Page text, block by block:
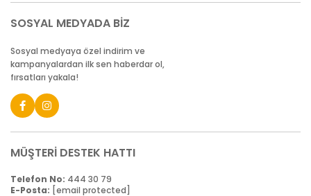
SOSYAL MEDYADA BİZ
Sosyal medyaya özel indirim ve
kampanyalardan ilk sen haberdar ol,
fırsatları yakala!
MÜŞTERİ DESTEK HATTI
Telefon No: 444 30 79
E-Posta: [email protected]